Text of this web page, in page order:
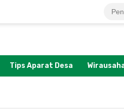
Tips Aparat Desa